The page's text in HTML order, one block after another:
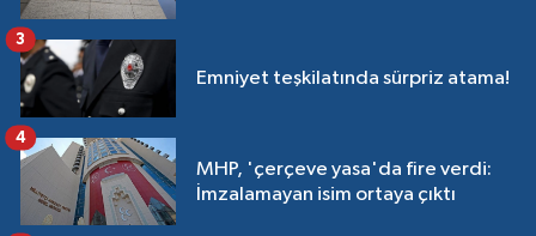
Emniyet teşkilatında sürpriz atama!
3
MHP, 'çerçeve yasa'da fire verdi:
İmzalamayan isim ortaya çıktı
4